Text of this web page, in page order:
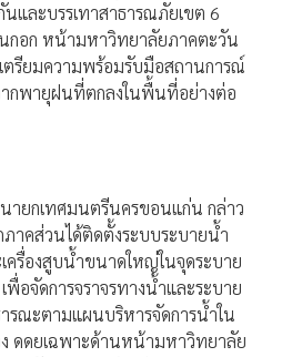
และบรรเทาสาธารณภัยเขต 6
อก หน้ามหาวิทยาลัยภาคตะวัน
ตรียมความพร้อมรับมือสถานการณ์
กพายุฝนที่ตกลงในพื้นที่อย่างต่อ
ายกเทศมนตรีนครขอนแก่น กล่าว
าคส่วนได้ติดตั้งระบบระบายน้ำ
ครื่องสูบน้ำขนาดใหญ่ในจุดระบาย
อจัดการจราจรทางน้ำและระบาย
รณะตามแผนบริหารจัดการน้ำใน
ดดยเฉพาะด้านหน้ามหาวิทยาลัย